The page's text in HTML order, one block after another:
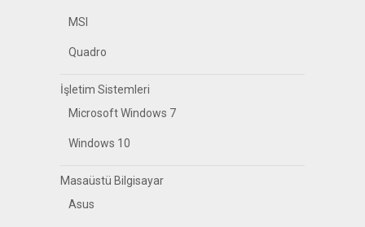
MSI
Quadro
İşletim Sistemleri
Microsoft Windows 7
Windows 10
Masaüstü Bilgisayar
Asus